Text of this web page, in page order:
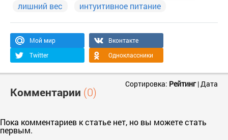
лишний вес
интуитивное питание
Мой мир
Вконтакте
Twitter
Одноклассники
Комментарии (0)
Сортировка: Рейтинг|Дата
Пока комментариев к статье нет, но вы можете стать
первым.